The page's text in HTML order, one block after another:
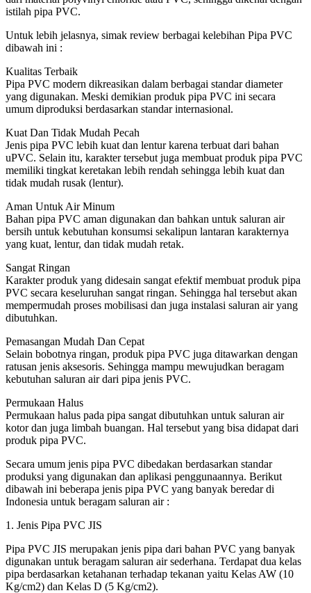
istilah pipa PVC.
Untuk lebih jelasnya, simak review berbagai kelebihan Pipa PVC
dibawah ini :
Kualitas Terbaik
Pipa PVC modern dikreasikan dalam berbagai standar diameter
yang digunakan. Meski demikian produk pipa PVC ini secara
umum diproduksi berdasarkan standar internasional.
Kuat Dan Tidak Mudah Pecah
Jenis pipa PVC lebih kuat dan lentur karena terbuat dari bahan
uPVC. Selain itu, karakter tersebut juga membuat produk pipa PVC
memiliki tingkat keretakan lebih rendah sehingga lebih kuat dan
tidak mudah rusak (lentur).
Aman Untuk Air Minum
Bahan pipa PVC aman digunakan dan bahkan untuk saluran air
bersih untuk kebutuhan konsumsi sekalipun lantaran karakternya
yang kuat, lentur, dan tidak mudah retak.
Sangat Ringan
Karakter produk yang didesain sangat efektif membuat produk pipa
PVC secara keseluruhan sangat ringan. Sehingga hal tersebut akan
mempermudah proses mobilisasi dan juga instalasi saluran air yang
dibutuhkan.
Pemasangan Mudah Dan Cepat
Selain bobotnya ringan, produk pipa PVC juga ditawarkan dengan
ratusan jenis aksesoris. Sehingga mampu mewujudkan beragam
kebutuhan saluran air dari pipa jenis PVC.
Permukaan Halus
Permukaan halus pada pipa sangat dibutuhkan untuk saluran air
kotor dan juga limbah buangan. Hal tersebut yang bisa didapat dari
produk pipa PVC.
Secara umum jenis pipa PVC dibedakan berdasarkan standar
produksi yang digunakan dan aplikasi penggunaannya. Berikut
dibawah ini beberapa jenis pipa PVC yang banyak beredar di
Indonesia untuk beragam saluran air :
1. Jenis Pipa PVC JIS
Pipa PVC JIS merupakan jenis pipa dari bahan PVC yang banyak
digunakan untuk beragam saluran air sederhana. Terdapat dua kelas
pipa berdasarkan ketahanan terhadap tekanan yaitu Kelas AW (10
Kg/cm2) dan Kelas D (5 Kg/cm2).